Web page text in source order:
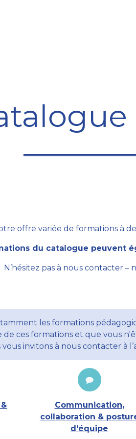
offre variée de formations à
du catalogue peuvent
N’hésitez pas à nous contacter –
les formations
ces formations et que vous
invitons à nous contacter à
Communication,
collaboration &
d'équipe